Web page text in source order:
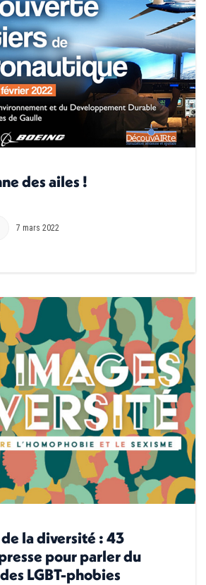
des ailes !
7 mars 2022
la diversité : 43
pour parler du
LGBT-phobies